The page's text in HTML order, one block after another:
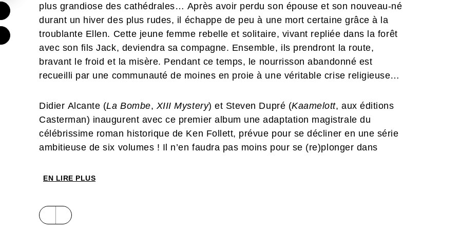
plus grandiose des cathédrales… Après avoir perdu son épouse et son nouveau-né
durant un hiver des plus rudes, il échappe de peu à une mort certaine grâce à la
troublante Ellen. Cette jeune femme rebelle et solitaire, vivant repliée dans la forêt
avec son fils Jack, deviendra sa compagne. Ensemble, ils prendront la route,
bravant le froid et la misère. Pendant ce temps, le nourrisson abandonné est
recueilli par une communauté de moines en proie à une véritable crise religieuse…
Didier Alcante (La Bombe, XIII Mystery) et Steven Dupré (Kaamelott, aux éditions
Casterman) inaugurent avec ce premier album une adaptation magistrale du
célébrissime roman historique de Ken Follett, prévue pour se décliner en une série
ambitieuse de six volumes ! Il n’en faudra pas moins pour se (re)plonger dans
cathédrales. Une histoire aux multiples rebondissements déjà déclinée en série
personnages tant aimés du grand public : le prieur Philip, la jeune chatelaine
EN LIRE PLUS